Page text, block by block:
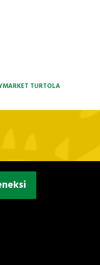
TURTOLA